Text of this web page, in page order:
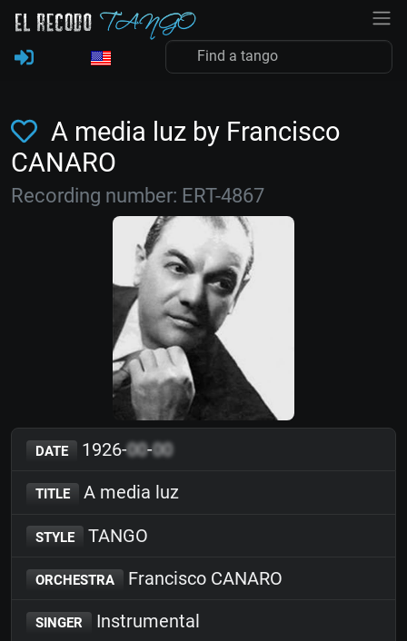
A media luz by Francisco
CANARO
Recording number: ERT-4867
DATE 1926-00-00
TITLE A media luz
STYLE TANGO
ORCHESTRA Francisco CANARO
SINGER Instrumental